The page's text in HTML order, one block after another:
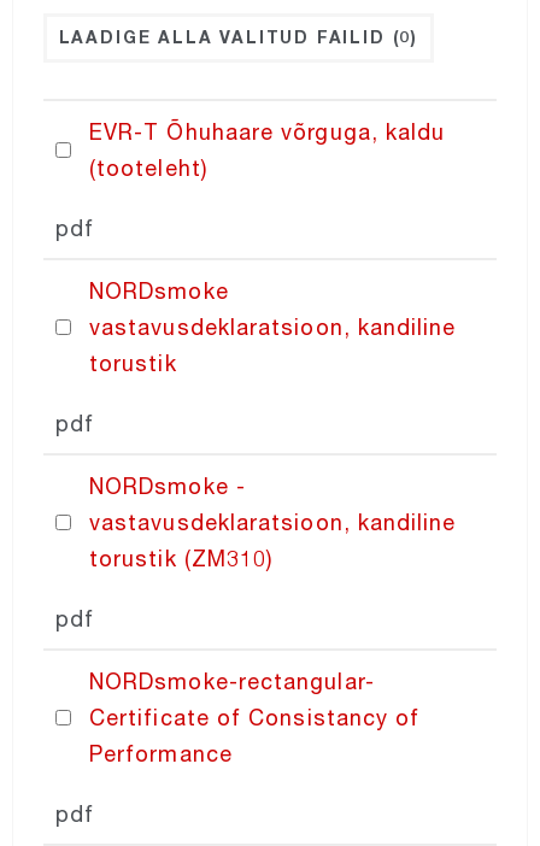
NORDroof
NORDexternal
NORDgrille
NORDdiffuser
NORDcurtain
NORDcoil
NORDfilter
Recair
NORDaccessories
LAADIGE ALLA VALITUD FAILID (0)
EVR-T Õhuhaare võrguga, kaldu
(tooteleht)
pdf
NORDsmoke
vastavusdeklaratsioon, kandiline
torustik
pdf
NORDsmoke -
vastavusdeklaratsioon, kandiline
torustik (ZM310)
pdf
NORDsmoke-rectangular-
Certificate of Consistancy of
Performance
pdf